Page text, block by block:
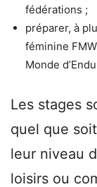
fédérations ;
préparer, à
féminine
Monde
Les stages
quel que
leur niveau
loisirs ou